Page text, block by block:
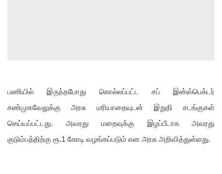
பணியில் இருந்தபோது கொல்லப்பட்ட சப் இன்ஸ்பெக்டர்
சண்முகவேலுக்கு அரசு மரியாதையுடன் இறுதி சடங்குகள்
செய்யப்பட்டது. அவரது மறைவுக்கு இழப்பீடாக அவரது
குடும்பத்திற்கு ரூ.1 கோடி வழங்கப்படும் என அரசு அறிவித்துள்ளது.